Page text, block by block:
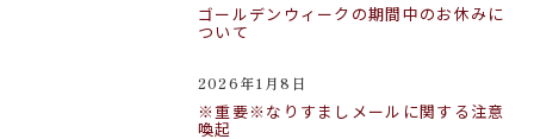
ゴールデンウィークの期間中のお休みに
ついて
2026年1月8日
※重要※なりすましメールに関する注意
喚起